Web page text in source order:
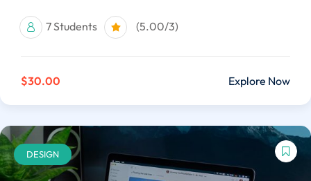
7 Students (5.00/3)
$30.00 Explore Now
DESIGN